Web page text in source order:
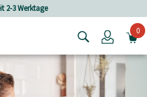
2-3 Werktage
Login0